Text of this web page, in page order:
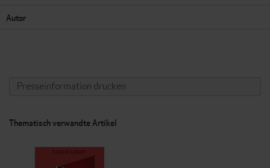
Autor
Presseinformation drucken
Thematisch verwandte Artikel